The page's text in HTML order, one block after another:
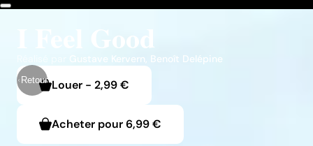
Retour
I Feel Good
Gustave Kervern, Benoît Delépine
Louer - 2,99 €
Acheter pour6,99 €